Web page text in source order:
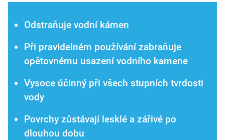
Odstraňuje vodní kámen
Při pravidelném používání zabraňuje
opětovnému usazení vodního kamene
Vysoce účinný při všech stupních tvrdosti
vody
Povrchy zůstávají lesklé a zářivé po
dlouhou dobu